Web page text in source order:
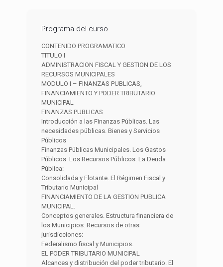
Programa del curso
CONTENIDO PROGRAMATICO
TITULO I
ADMINISTRACION FISCAL Y GESTION DE LOS
RECURSOS MUNICIPALES
MODULO I – FINANZAS PUBLICAS,
FINANCIAMIENTO Y PODER TRIBUTARIO
MUNICIPAL
FINANZAS PUBLICAS
Introducción a las Finanzas Públicas. Las
necesidades públicas. Bienes y Servicios
Públicos
Finanzas Públicas Municipales. Los Gastos
Públicos. Los Recursos Públicos. La Deuda
Pública:
Consolidada y Flotante. El Régimen Fiscal y
Tributario Municipal
FINANCIAMIENTO DE LA GESTION PUBLICA
MUNICIPAL.
Conceptos generales. Estructura financiera de
los Municipios. Recursos de otras
jurisdicciones:
Federalismo fiscal y Municipios.
EL PODER TRIBUTARIO MUNICIPAL
Alcances y distribución del poder tributario. El